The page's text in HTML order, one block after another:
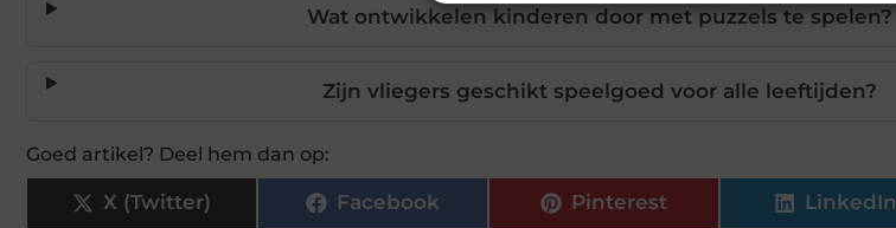
Wat ontwikkelen kinderen door met puzzels te spelen?
Zijn vliegers geschikt speelgoed voor alle leeftijden?
Goed artikel? Deel hem dan op:
X (Twitter) Facebook Pinterest LinkedIn